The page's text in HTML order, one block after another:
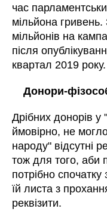
час
мільйона
мільйонів на
після
квартал 2019 року.
Донори-
Дрібних донорів у
ймовірно, не
народу" відсутні
тож для того, аби
потрібно
їй листа з
реквізити.